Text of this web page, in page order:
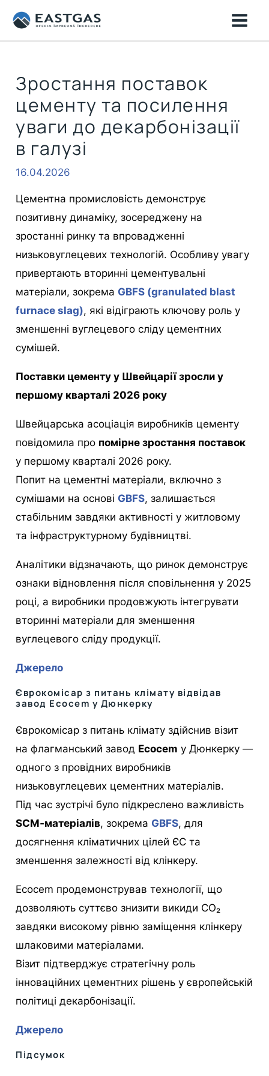
Перейти
Зростання поставок
цементу та посилення
уваги до декарбонізації
в галузі
16.04.2026
Цементна промисловість демонструє
позитивну динаміку, зосереджену на
зростанні ринку та впровадженні
низьковуглецевих технологій. Особливу увагу
привертають вторинні цементувальні
матеріали, зокрема GBFS (granulated blast
furnace slag), які відіграють ключову роль у
зменшенні вуглецевого сліду цементних
сумішей.
Поставки цементу у Швейцарії зросли у
першому кварталі 2026 року
Швейцарська асоціація виробників цементу
повідомила про помірне зростання поставок
у першому кварталі 2026 року.
Попит на цементні матеріали, включно з
сумішами на основі GBFS, залишається
стабільним завдяки активності у житловому
та інфраструктурному будівництві.
Аналітики відзначають, що ринок демонструє
ознаки відновлення після сповільнення у 2025
році, а виробники продовжують інтегрувати
вторинні матеріали для зменшення
вуглецевого сліду продукції.
Джерело
Єврокомісар з питань клімату відвідав
завод Ecocem у Дюнкерку
Єврокомісар з питань клімату здійснив візит
на флагманський завод Ecocem у Дюнкерку —
одного з провідних виробників
низьковуглецевих цементних матеріалів.
Під час зустрічі було підкреслено важливість
SCM‑матеріалів, зокрема GBFS, для
досягнення кліматичних цілей ЄС та
зменшення залежності від клінкеру.
Ecocem продемонстрував технології, що
дозволяють суттєво знизити викиди CO₂
завдяки високому рівню заміщення клінкеру
шлаковими матеріалами.
Візит підтверджує стратегічну роль
інноваційних цементних рішень у європейській
політиці декарбонізації.
Джерело
Підсумок